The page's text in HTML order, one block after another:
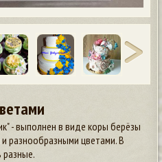
- выполнен в виде коры берёзы
разнообразными цветами. В
разные.